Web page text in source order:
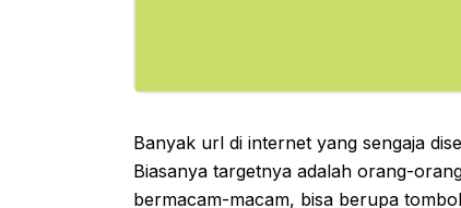
Banyak url di internet yang sengaja
Biasanya targetnya adalah orang-
bermacam-macam, bisa berupa